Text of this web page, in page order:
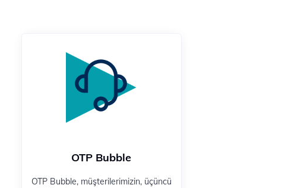
OTP Bubble
​​​OTP Bubble, müşterilerimizin, üçüncü